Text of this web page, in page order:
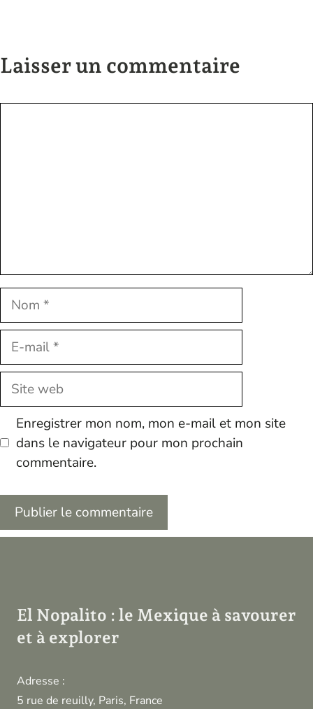
Laisser un commentaire
Nom
E-
Site
Enregistrer mon nom, mon e-mail et mon site
dans le navigateur pour mon prochain
commentaire.
El Nopalito : le Mexique à savourer
et à explorer
Adresse :
5 rue de reuilly, Paris, France